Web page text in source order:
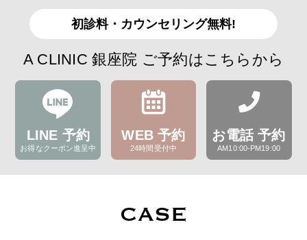
初診料・カウンセリング無料!
A CLINIC 銀座院 ご予約はこちらから
LINE 予約
お得なクーポン進呈中
WEB 予約
24時間受付中
お電話 予約
AM10:00-PM19:00
CASE